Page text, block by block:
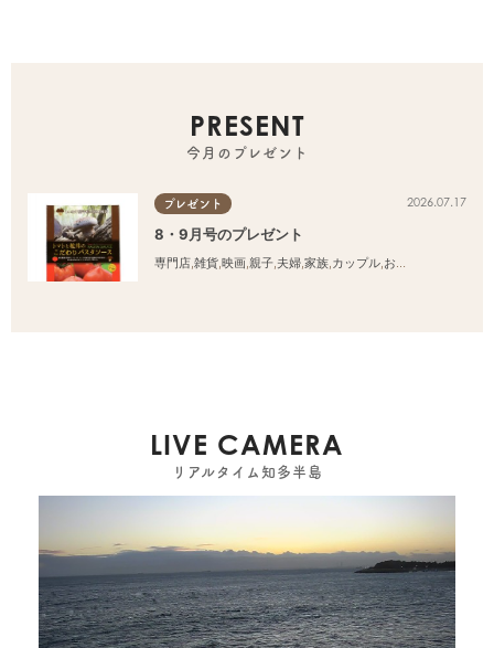
PRESENT
今月のプレゼント
プレゼント 2026.07.17
8・9月号のプレゼント
専門店,雑貨,映画,親子,夫婦,家族,カップル,おひとりさま
LIVE CAMERA
リアルタイム知多半島